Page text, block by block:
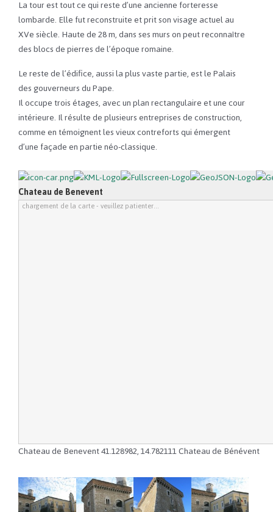
La tour est tout ce qui reste d’une ancienne forteresse
lombarde. Elle fut reconstruite et prit son visage actuel au
XVe siècle. Haute de 28 m, dans ses murs on peut reconnaître
des blocs de pierres de l’époque romaine.
Le reste de l’édifice, aussi la plus vaste partie, est le Palais
des gouverneurs du Pape.
Il occupe trois étages, avec un plan rectangulaire et une cour
intérieure. Il résulte de plusieurs entreprises de construction,
comme en témoignent les vieux contreforts qui émergent
d’une façade en partie néo-classique.
Chateau de Benevent
chargement de la carte - veuillez patienter...
Chateau de Benevent41.128982,14.782111Chateau de Bénévent